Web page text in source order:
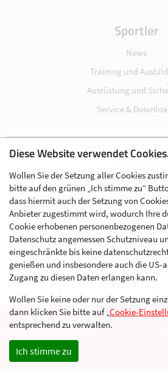
Sportler
News
Training und
Ausrüstung und
Service &
Impressum
Datenschutz
Cookie-
AGB
Kontakt
Werben im
© 2026 Skimo Austria
Diese Website verwendet
Wollen Sie der Setzung aller Cookies
bitte auf den grünen „Ich stimme zu“
dass hiermit auch der Setzung von
Anbieter zugestimmt wird, wodurch Ihre
Cookie erhobenen personenbezogenen
Datenschutz angemessen Schutzniveau
eingeschränkte bis keine
genießen und insbesondere auch die US-
Zugang zu diesen Daten erlangen kann.
Wollen Sie keine oder nur der Setzung
dann klicken Sie bitte auf „Cookie-
entsprechend zu verwalten.
Ich stimme zu